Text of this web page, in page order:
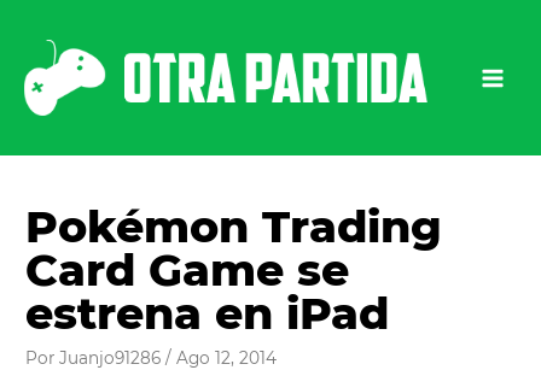
contenido
Pokémon Trading
Card Game se
estrena en iPad
PorJuanjo91286/Ago 12, 2014